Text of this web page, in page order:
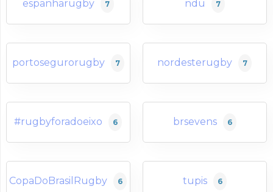
espanharugby 7 ndu 7
portosegurorugby 7 nordesterugby 7
#rugbyforadoeixo 6 brsevens 6
CopaDoBrasilRugby 6 tupis 6